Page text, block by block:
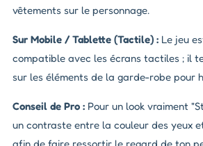
vêtements sur le personnage.
Sur Mobile / Tablette (Tactile) : Le jeu
compatible avec les écrans tactiles ; il
sur les éléments de la garde-robe pour
Conseil de Pro : Pour un look vraiment
un contraste entre la couleur des yeux